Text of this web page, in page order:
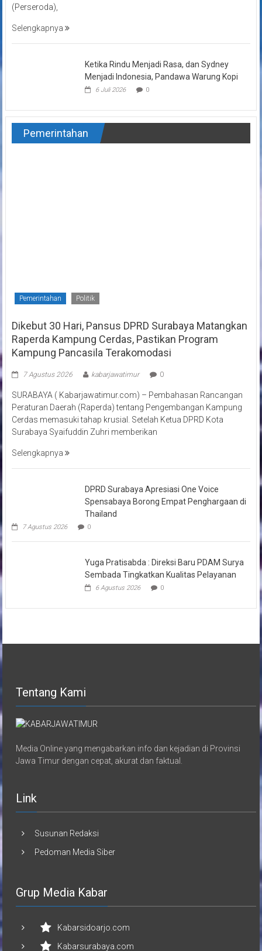
(Perseroda),
Selengkapnya
Ketika Rindu Menjadi Rasa, dan Sydney
Menjadi Indonesia, Pandawa Warung Kopi
6 Juli 2026 0
Pemerintahan
Pemerintahan Politik
Dikebut 30 Hari, Pansus DPRD Surabaya Matangkan
Raperda Kampung Cerdas, Pastikan Program
Kampung Pancasila Terakomodasi
7 Agustus 2026 kabarjawatimur 0
SURABAYA ( Kabarjawatimur.com) – Pembahasan Rancangan
Peraturan Daerah (Raperda) tentang Pengembangan Kampung
Cerdas memasuki tahap krusial. Setelah Ketua DPRD Kota
Surabaya Syaifuddin Zuhri memberikan
Selengkapnya
DPRD Surabaya Apresiasi One Voice
Spensabaya Borong Empat Penghargaan di
Thailand
7 Agustus 2026 0
Yuga Pratisabda : Direksi Baru PDAM Surya
Sembada Tingkatkan Kualitas Pelayanan
6 Agustus 2026 0
Tentang Kami
Media Online yang mengabarkan info dan kejadian di Provinsi
Jawa Timur dengan cepat, akurat dan faktual.
Link
Susunan Redaksi
Pedoman Media Siber
Grup Media Kabar
Kabarsidoarjo.com
Kabarsurabaya.com